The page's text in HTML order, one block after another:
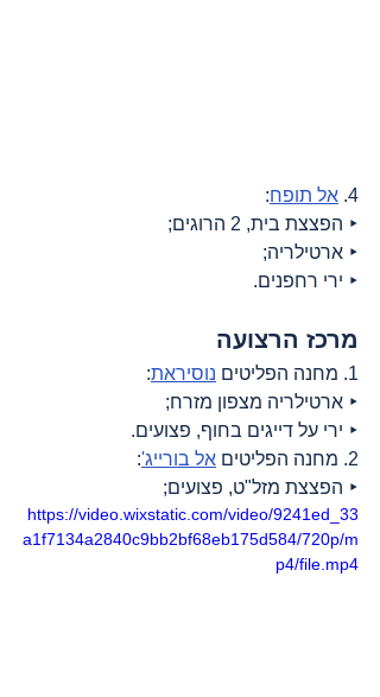
4. אל תופח:
‣ הפצצת בית, 2 הרוגים;
‣ ארטילריה;
‣ ירי רחפנים.
מרכז הרצועה
1. מחנה הפליטים נוסיראת:
‣ ארטילריה מצפון מזרח;
‣ ירי על דייגים בחוף, פצועים.
2. מחנה הפליטים
אל בורייג':
‣ הפצצת מזל"ט, פצועים;
https://video.wixstatic.com/video/9241ed_33
a1f7134a2840c9bb2bf68eb175d584/720p/m
p4/file.mp4